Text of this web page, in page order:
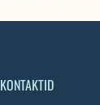
KONTAKTID